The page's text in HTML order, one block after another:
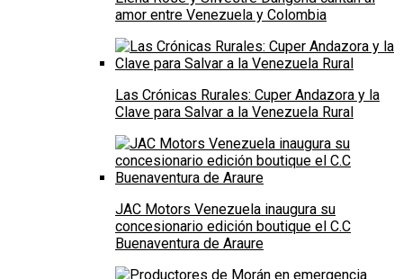
amor entre Venezuela y Colombia
Las Crónicas Rurales: Cuper Andazora y la
Clave para Salvar a la Venezuela Rural
JAC Motors Venezuela inaugura su
concesionario edición boutique el C.C
Buenaventura de Araure